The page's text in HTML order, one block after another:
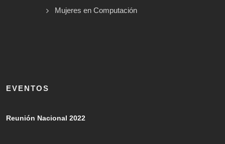
Mujeres en Computación
EVENTOS
Reunión Nacional 2022